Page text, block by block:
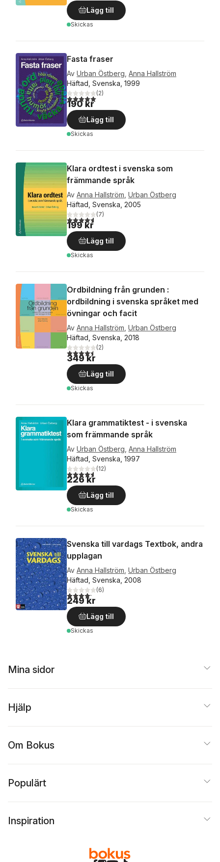
Lägg till
Skickas
Fasta fraser
Av Urban Östberg Anna Hallström
Häftad, Svenska, 1999
5,0utav 5 stjärnor. Totalt antal röster:
(2)
190 kr
Lägg till
Skickas
Klara ordtest i svenska som
främmande språk
Av Anna Hallström Urban Östberg
Häftad, Svenska, 2005
4,6utav 5 stjärnor. Totalt antal röster:
(7)
199 kr
Lägg till
Skickas
Ordbildning från grunden :
ordbildning i svenska språket med
övningar och facit
Av Anna Hallström Urban Östberg
Häftad, Svenska, 2018
4,5utav 5 stjärnor. Totalt antal röster:
(2)
349 kr
Lägg till
Skickas
Klara grammatiktest - i svenska
som främmande språk
Av Urban Östberg Anna Hallström
Häftad, Svenska, 1997
4,6utav 5 stjärnor. Totalt antal röster:
(12)
226 kr
Lägg till
Skickas
Svenska till vardags Textbok, andra
upplagan
Av Anna Hallström Urban Östberg
Häftad, Svenska, 2008
4,2utav 5 stjärnor. Totalt antal röster:
(6)
249 kr
Lägg till
Skickas
Mina sidor
Hjälp
Om Bokus
Populärt
Inspiration